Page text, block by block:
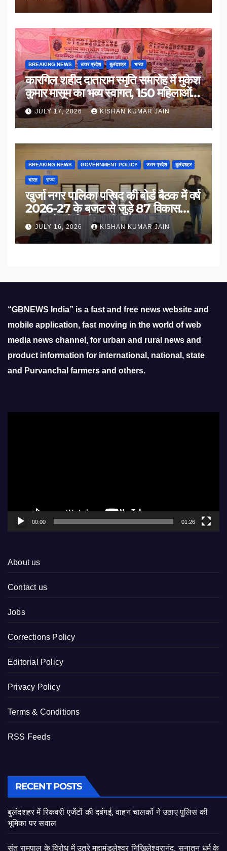
BREAKING NEWS उत्तर प्रदेश बुलंदशहर भारत
कारगिल शहीद दाताराम स्मृति समारोह में मुकेश
कुमार मासूम का भव्य स्वागत, 150 महिलाओं
का सम्मान
JULY 17, 2026 KISHAN KUMAR JAIN
BREAKING NEWS GOVERNMENT POLICY उत्तर प्रदेश बुलंदशहर
भारत राज्य
खुर्जा नगर पालिका परिषद की बोर्ड बैठक में वर्ष
2026-27 के बजट से जुड़े 87 विकास
प्रस्तावों को मिली मंजूरी
JULY 16, 2026 KISHAN KUMAR JAIN
“GBNEWS India” is a fast and free news website and
mobile application, fast moving in the world of web
media news channel, for urban and rural news and
product information for international, national, state
and Purvanchal farmers and others.
00:00 01:26
About us
Contact us
Jobs
Corrections Policy
Editorial Policy
Privacy Policy
Terms & Conditions
RSS Feeds
RECENT POSTS
बुलंदशहर में रिकवरी एजेंटों की दबंगई, वाहन चालकों ने उठाए पुलिस की
भूमिका पर सवाल
संत रामपाल के विरोध में उतरे महामंडलेश्वर निखिलेश्वरानंद, सनातन धर्म के